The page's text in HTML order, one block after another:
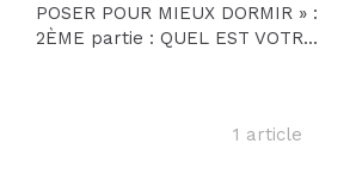
POSER POUR MIEUX DORMIR » :
2ÈME partie : QUEL EST VOTR...
1 article